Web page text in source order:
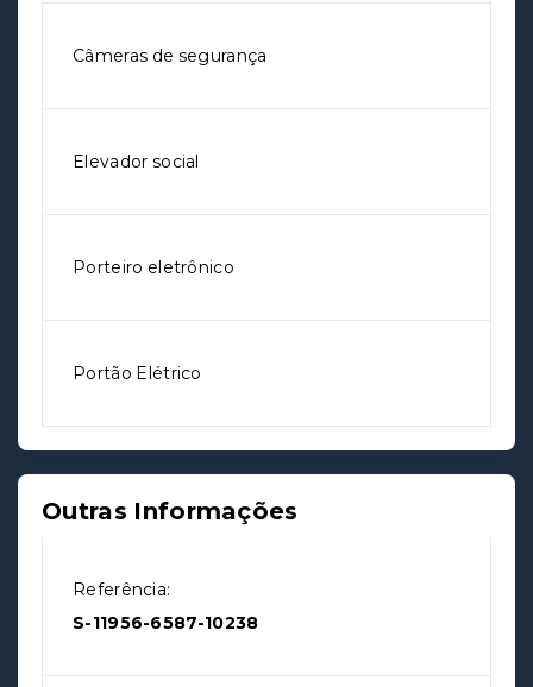
Câmeras de segurança
Elevador social
Porteiro eletrônico
Portão Elétrico
Outras Informações
Referência:
S-11956-6587-10238